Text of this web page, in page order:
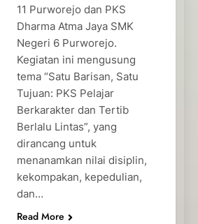
11 Purworejo dan PKS
Dharma Atma Jaya SMK
Negeri 6 Purworejo.
Kegiatan ini mengusung
tema “Satu Barisan, Satu
Tujuan: PKS Pelajar
Berkarakter dan Tertib
Berlalu Lintas”, yang
dirancang untuk
menanamkan nilai disiplin,
kekompakan, kepedulian,
dan…
Read More